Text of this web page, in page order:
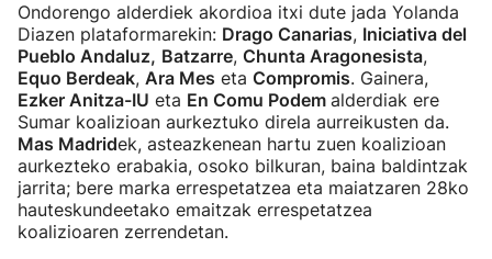
Ondorengo alderdiek akordioa itxi dute jada Yolanda
Diazen plataformarekin: Drago Canarias, Iniciativa del
Pueblo Andaluz, Batzarre, Chunta Aragonesista,
Equo Berdeak, Ara Mes eta Compromis. Gainera,
Ezker Anitza-IU eta En Comu Podem alderdiak ere
Sumar koalizioan aurkeztuko direla aurreikusten da.
Mas Madridek, asteazkenean hartu zuen koalizioan
aurkezteko erabakia, osoko bilkuran, baina baldintzak
jarrita; bere marka errespetatzea eta maiatzaren 28ko
hauteskundeetako emaitzak errespetatzea
koalizioaren zerrendetan.